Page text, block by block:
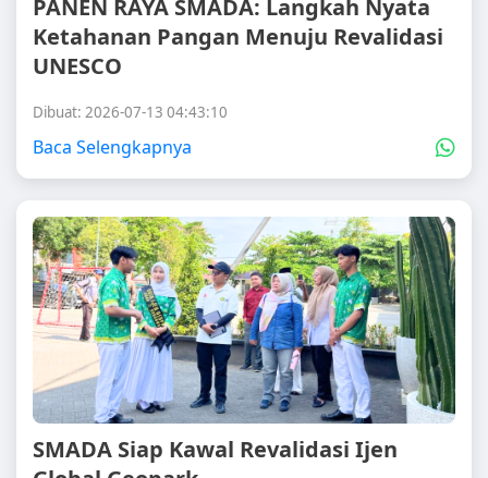
PANEN RAYA SMADA: Langkah Nyata
Ketahanan Pangan Menuju Revalidasi
UNESCO
Dibuat: 2026-07-13 04:43:10
Baca Selengkapnya
SMADA Siap Kawal Revalidasi Ijen